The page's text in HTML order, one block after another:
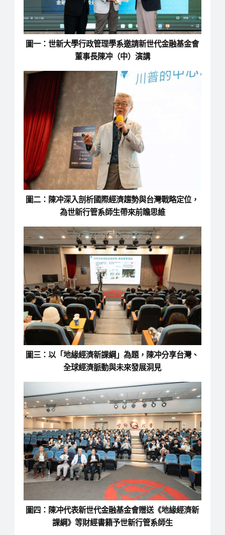
圖一：世新大學行政管理學系邀請新世代金融基金會
董事長陳冲（中）演講
圖二：陳冲深入剖析國際經濟趨勢與台灣戰略定位，
為世新行管系師生帶來前瞻思維
圖三：以「地緣經濟新課綱」為題，陳冲分享台灣、
全球經濟脈動與未來發展洞見
圖四：陳冲代表新世代金融基金會贈送《地緣經濟新
課綱》等財經書籍予世新行管系師生